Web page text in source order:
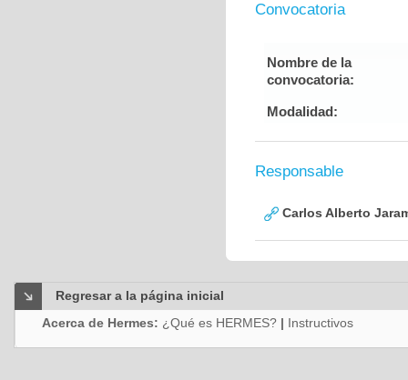
Convocatoria
Nombre de la
convocatoria:
Modalidad:
Responsable
Carlos Alberto
Regresar a la página inicial
Acerca de Hermes: ¿Qué es HERMES? | Instructivos